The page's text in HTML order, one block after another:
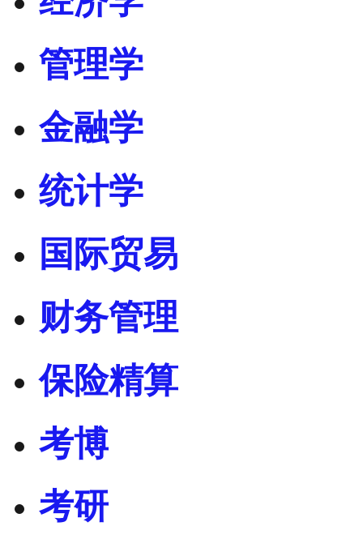
管理学
金融学
统计学
国际贸易
财务管理
保险精算
考博
考研